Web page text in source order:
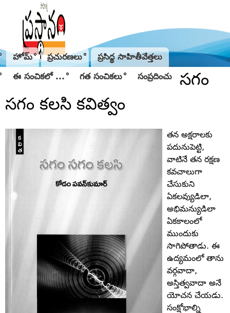
హోమ్ ప్రచురణలు ప్రసిద్థ సాహితీవేత్తలు
ఈ సంచికలో ... గత సంచికలు సంప్రదించు
సగం
సగం కలసి కవిత్వం
తన అక్షరాలకు
పదునుపెట్టి,
వాటినే తన రక్షణ
కవచాలుగా
చేసుకుని
ఏకలవ్యుడిలా,
అభిమన్యుడిలా
ఏకకాలంలో
ముందుకు
సాగిపోతాడు. ఈ
ఉద్యమంలో తాను
వర్గవాదా,
అస్తిత్వవాదా అనే
యోచన చేయడు.
సంక్షోభాల్ని